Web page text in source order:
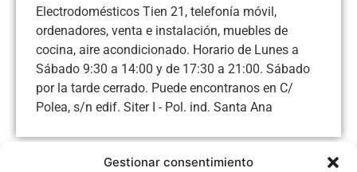
Gestionar consentimiento
Electrodomésticos Tien 21, telefonía móvil,
ordenadores, venta e instalación, muebles de
cocina, aire acondicionado. Horario de Lunes a
Sábado 9:30 a 14:00 y de 17:30 a 21:00. Sábado
por la tarde cerrado. Puede encontranos en C/
Polea, s/n edif. Siter I - Pol. ind. Santa Ana